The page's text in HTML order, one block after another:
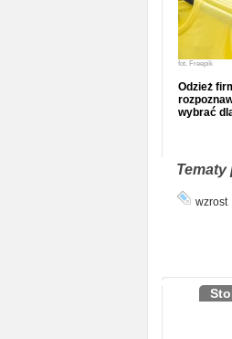
fot. Freepik
Odzież
wybrać
Tematy
wzrost